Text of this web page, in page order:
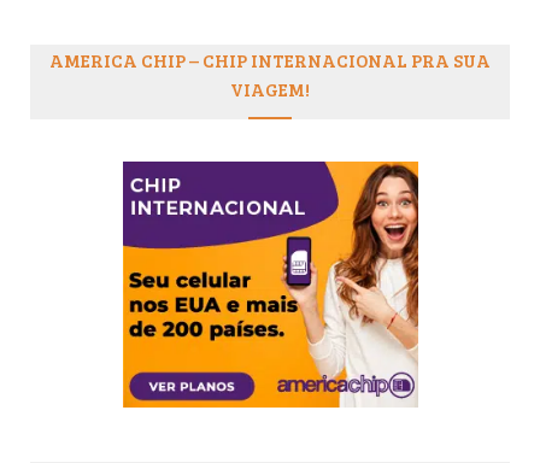
AMERICA CHIP – CHIP INTERNACIONAL PRA SUA
VIAGEM!